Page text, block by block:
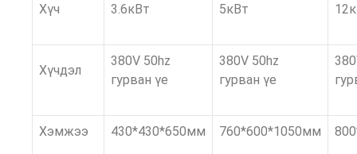
Хүч 3.6кВт 5кВт
Хүчдэл
380V 50hz
гурван үе
380V 50hz
гурван үе
Хэмжээ 430*430*650мм 760*600*1050мм